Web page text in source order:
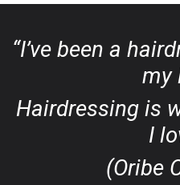
“I’ve been a
my
Hairdressing is
I
(Oribe